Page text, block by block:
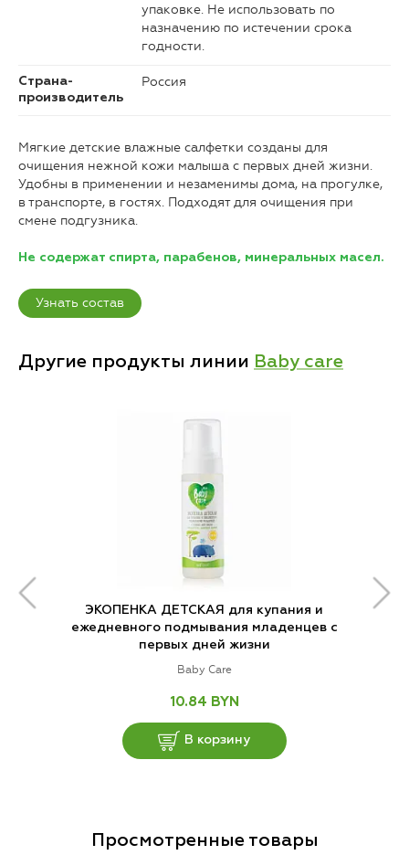
упаковке. Не использовать по
назначению по истечении срока
годности.
Страна-
производитель
Россия
Мягкие детские влажные салфетки созданы для
очищения нежной кожи малыша с первых дней жизни.
Удобны в применении и незаменимы дома, на прогулке,
в транспорте, в гостях. Подходят для очищения при
смене подгузника.
Не содержат спирта, парабенов, минеральных масел.
Узнать состав
Другие продукты линии Baby care
ЭКОПЕНКА ДЕТСКАЯ для купания и
ежедневного подмывания младенцев с
первых дней жизни
Baby Care
10.84 BYN
В корзину
Просмотренные товары